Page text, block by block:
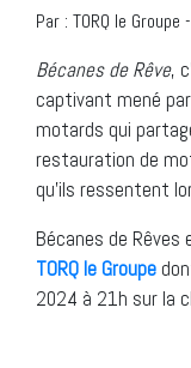
Par : TORQ le Groupe -
Bécanes de Rêve,
captivant mené
motards qui
restauration de
qu’ils ressentent
Bécanes de
TORQ le Groupe
2024 à 21h sur la